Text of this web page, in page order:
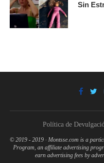
Sin
Política de
© 2019 - 2019 · Montsse.com is a
Program, an affiliate advertising
earn advertising fees by